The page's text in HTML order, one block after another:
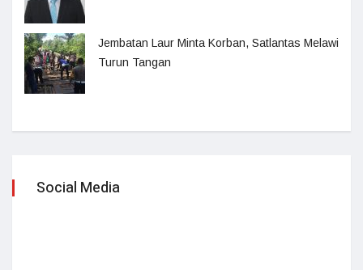
Jembatan Laur Minta Korban, Satlantas Melawi
Turun Tangan
Social Media